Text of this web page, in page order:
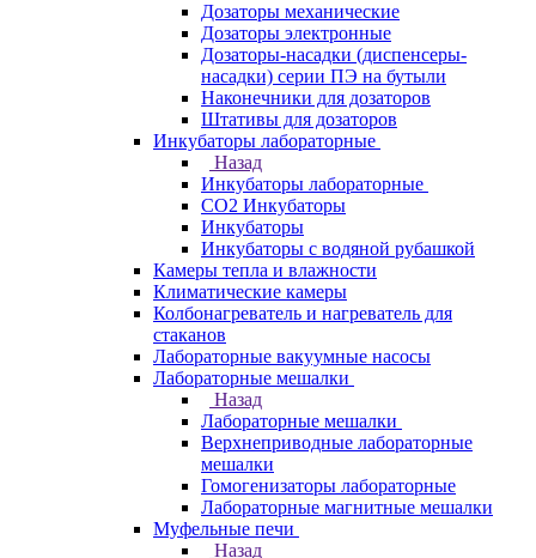
Дозаторы механические
Дозаторы электронные
Дозаторы-насадки (диспенсеры-
насадки) серии ПЭ на бутыли
Наконечники для дозаторов
Штативы для дозаторов
Инкубаторы лабораторные
Назад
Инкубаторы лабораторные
CO2 Инкубаторы
Инкубаторы
Инкубаторы с водяной рубашкой
Камеры тепла и влажности
Климатические камеры
Колбонагреватель и нагреватель для
стаканов
Лабораторные вакуумные насосы
Лабораторные мешалки
Назад
Лабораторные мешалки
Верхнеприводные лабораторные
мешалки
Гомогенизаторы лабораторные
Лабораторные магнитные мешалки
Муфельные печи
Назад